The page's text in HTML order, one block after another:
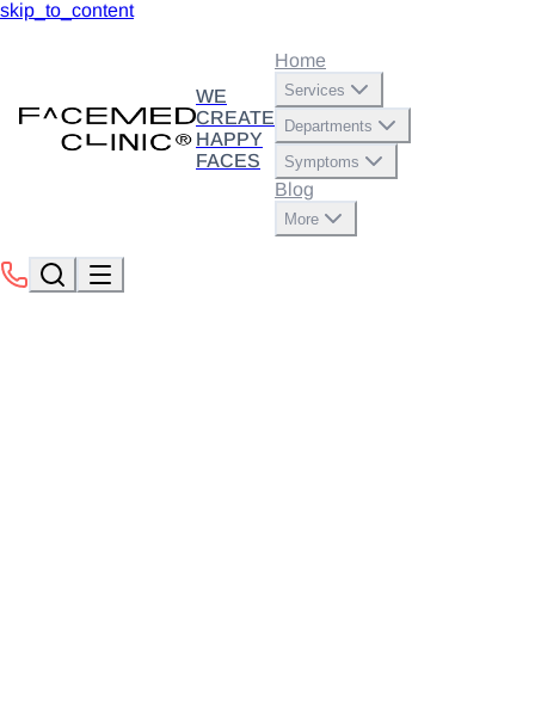
skip_to_content
WE
CREATE
HAPPY
FACES
Home
Services
Departments
Symptoms
Blog
More